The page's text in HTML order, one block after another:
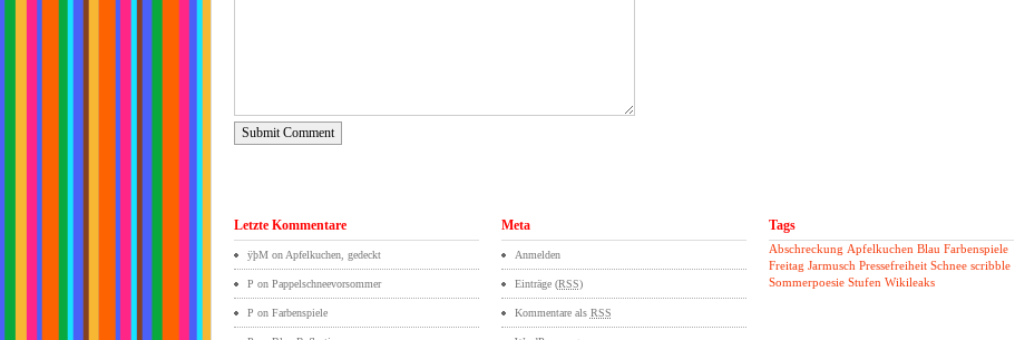
Submit Comment
Letzte Kommentare
ÿþMon Apfelkuchen, gedeckt
P on Pappelschneevorsommer
P on Farbenspiele
Meta
Anmelden
Einträge (RSS)
Kommentare als RSS
Tags
Abschreckung Apfelkuchen Blau Farbenspiele
Freitag Jarmusch Pressefreiheit Schnee scribble
Sommerpoesie Stufen Wikileaks